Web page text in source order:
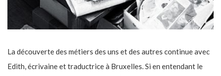
La découverte des métiers des uns et des autres continue avec
Edith, écrivaine et traductrice à Bruxelles. Si en entendant le